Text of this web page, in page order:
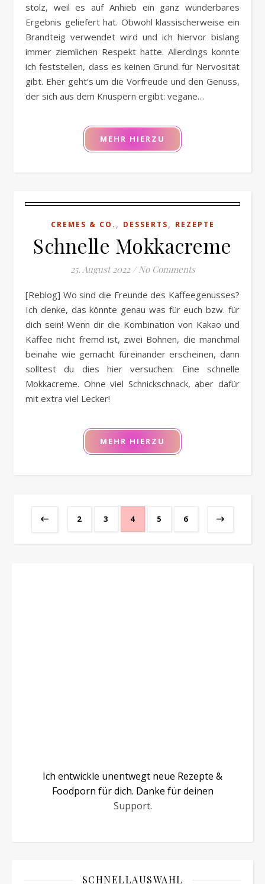
stolz, weil es auf Anhieb ein ganz wunderbares
Ergebnis geliefert hat. Obwohl klassischerweise ein
Brandteig verwendet wird und ich hiervor bislang
immer ziemlichen Respekt hatte. Allerdings konnte
ich feststellen, dass es keinen Grund für Nervosität
gibt. Eher geht’s um die Vorfreude und den Genuss,
der sich aus dem Knuspern ergibt: vegane…
MEHR HIERZU
CREMES & CO. , DESSERTS, REZEPTE
Schnelle Mokkacreme
25. August 2022 / No Comments
[Reblog] Wo sind die Freunde des Kaffeegenusses?
Ich denke, das könnte genau was für euch bzw. für
dich sein! Wenn dir die Kombination von Kakao und
Kaffee nicht fremd ist, zwei Bohnen, die manchmal
beinahe wie gemacht füreinander erscheinen, dann
solltest du dies hier versuchen: Eine schnelle
Mokkacreme. Ohne viel Schnickschnack, aber dafür
mit extra viel Lecker!
MEHR HIERZU
2 3 4 5 6
Ich entwickle unentwegt neue Rezepte &
Foodporn für dich. Danke für deinen
Support.
SCHNELLAUSWAHL